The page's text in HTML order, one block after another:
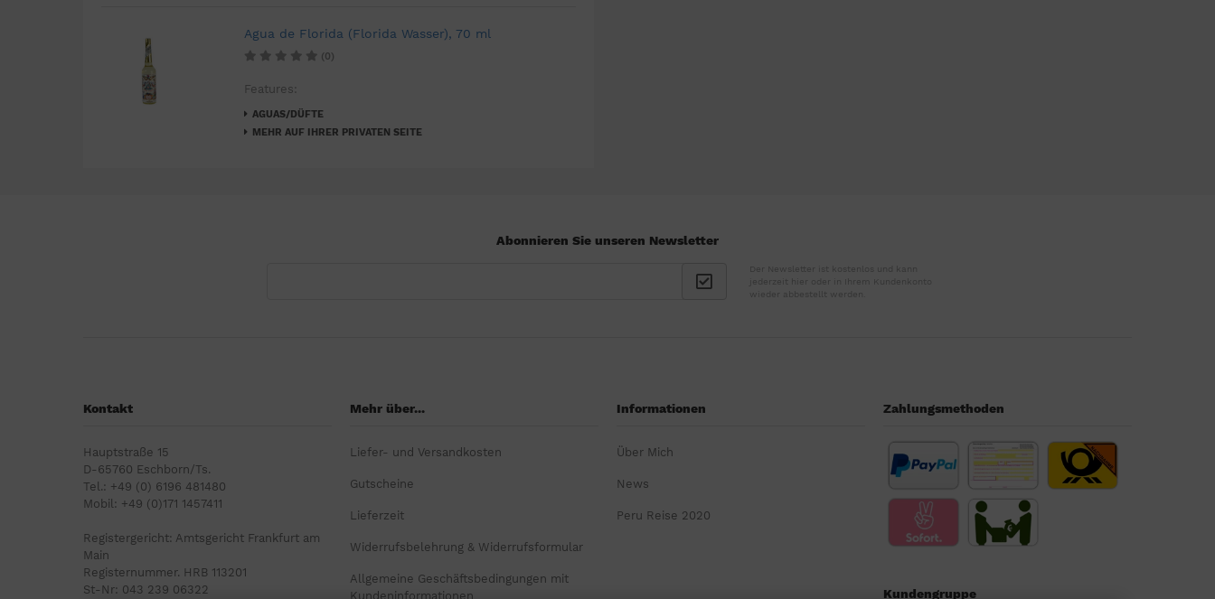
Agua de Florida (Florida Wasser), 70 ml
(0)
Features:
AGUAS/DÜFTE
MEHR AUF IHRER PRIVATEN SEITE
Abonnieren Sie unseren Newsletter
Der Newsletter ist kostenlos und kann
jederzeit hier oder in Ihrem Kundenkonto
wieder abbestellt werden.
Kontakt
Hauptstraße 15
D-65760 Eschborn/Ts.
Tel.: +49 (0) 6196 481480
Mobil: +49 (0)171 1457411
Registergericht: Amtsgericht Frankfurt am
Main
Registernummer. HRB 113201
St-Nr: 043 239 06322
Mehr über...
Liefer- und Versandkosten
Gutscheine
Lieferzeit
Widerrufsbelehrung & Widerrufsformular
Allgemeine Geschäftsbedingungen mit
Kundeninformationen
Informationen
Über Mich
News
Peru Reise 2020
Zahlungsmethoden
Kundengruppe